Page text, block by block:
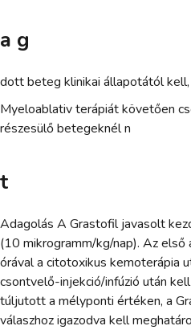
a g
dott beteg klinikai állapotától
Myeloablativ terápiát követően
részesülő betegeknél n
t
Adagolás A Grastofil javasolt
(10 mikrogramm/kg/nap). Az
órával a citotoxikus kemoterápia
csontvelő-injekció/infúzió után
túljutott a mélyponti értéken, a
válaszhoz igazodva kell